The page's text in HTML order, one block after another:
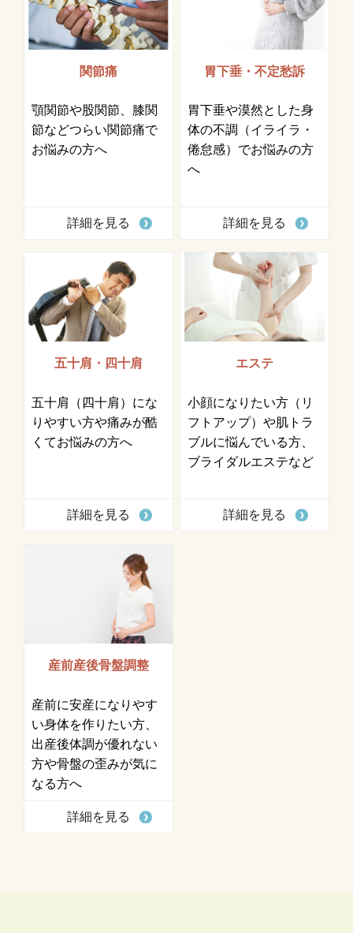
関節痛
顎関節や股関節、膝関
節などつらい関節痛で
お悩みの方へ
詳細を見る
胃下垂・不定愁訴
胃下垂や漠然とした身
体の不調（イライラ・
倦怠感）でお悩みの方
へ
詳細を見る
五十肩・四十肩
五十肩（四十肩）にな
りやすい方や痛みが酷
くてお悩みの方へ
詳細を見る
エステ
小顔になりたい方（リ
フトアップ）や肌トラ
ブルに悩んでいる方、
ブライダルエステなど
詳細を見る
産前産後骨盤調整
産前に安産になりやす
い身体を作りたい方、
出産後体調が優れない
方や骨盤の歪みが気に
なる方へ
詳細を見る